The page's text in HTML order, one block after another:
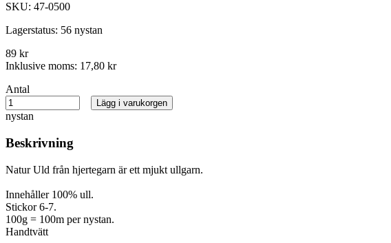
SKU: 47-0500
Lagerstatus: 56 nystan
89 kr
Inklusive moms: 17,80 kr
Antal
nystan
Lägg i varukorgen
Beskrivning
Natur Uld från hjertegarn är ett mjukt ullgarn.
Innehåller 100% ull.
Stickor 6-7.
100g = 100m per nystan.
Handtvätt